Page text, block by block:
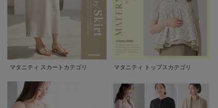
マタニティ スカートカテゴリ マタニティ トップスカテゴリ